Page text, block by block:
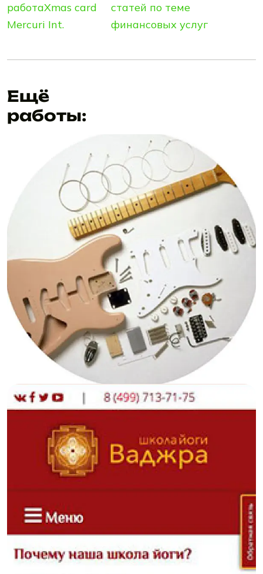
работаXmas card
Mercuri Int.
статей по теме
финансовых услуг
Ещё
работы: